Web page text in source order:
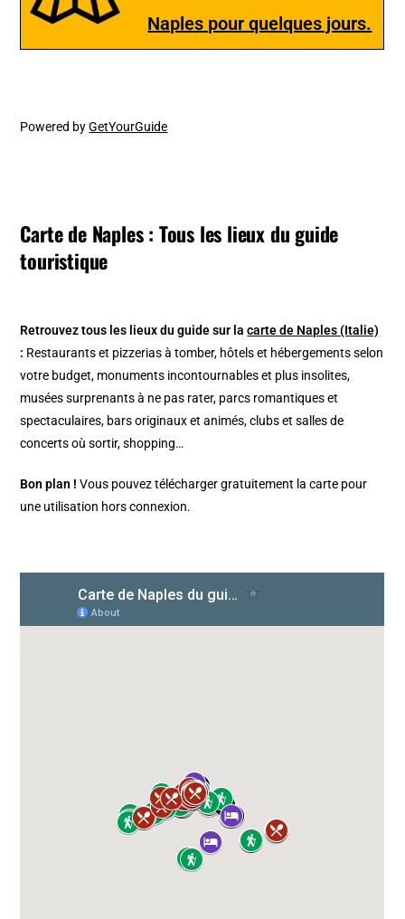
Naples pour quelques jours.
Powered byGetYourGuide
Carte de Naples : Tous les lieux du guide
touristique
Retrouvez tous les lieux du guide sur lacarte de Naples (Italie)
: Restaurants et pizzerias à tomber, hôtels et hébergements selon
votre budget, monuments incontournables et plus insolites,
musées surprenants à ne pas rater, parcs romantiques et
spectaculaires, bars originaux et animés, clubs et salles de
concerts où sortir, shopping…
Bon plan ! Vous pouvez télécharger gratuitement la carte pour
une utilisation hors connexion.